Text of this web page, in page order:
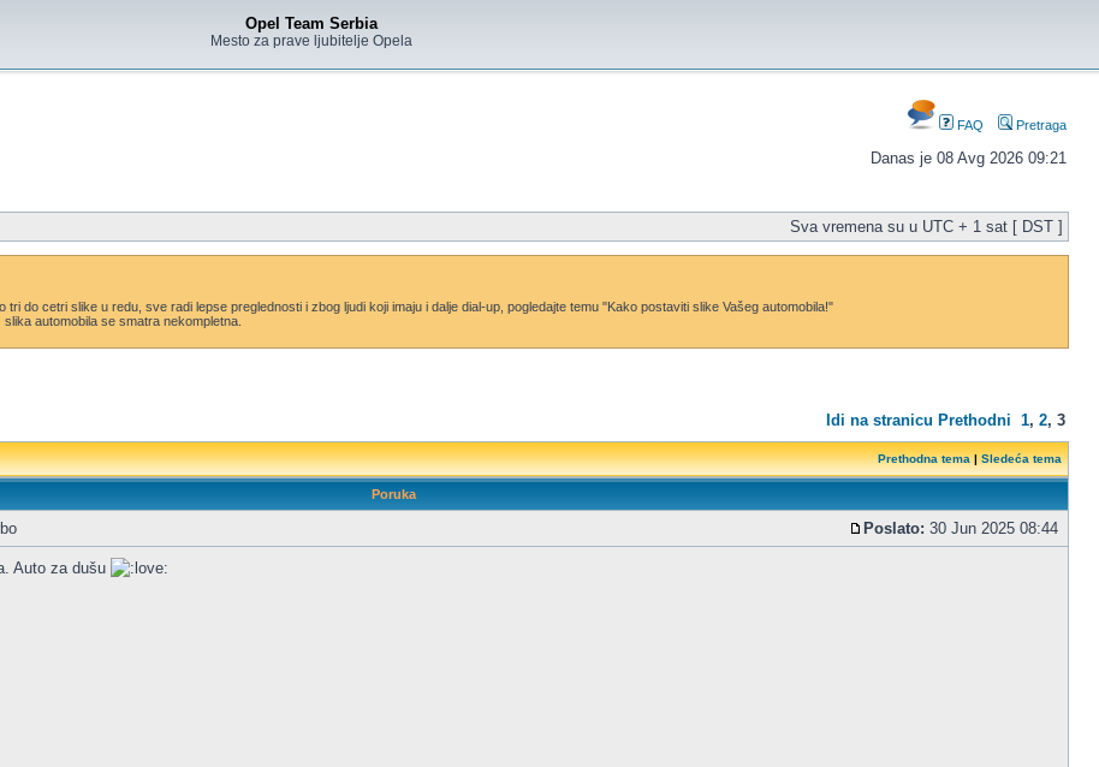
Opel Team Serbia
Mesto za prave ljubitelje Opela
FAQ Pretraga
Danas je 08 Avg 2026 09:21
Sva vremena su u UTC + 1 sat [ DST ]
tri do cetri slike u redu, sve radi lepse preglednosti i zbog ljudi koji imaju i dalje dial-up, pogledajte temu "Kako postaviti slike Vašeg automobila!"
automobila se smatra nekompletna.
Idi na stranicu Prethodni 1, 2, 3
Prethodna tema|Sledeća tema
Poruka
Poslato: 30 Jun 2025 08:44
Auto za dušu